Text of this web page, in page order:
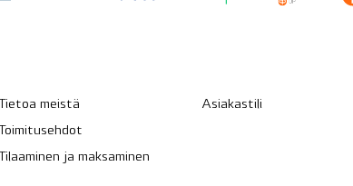
Tietoa meistä
Toimitusehdot
Tilaaminen ja maksaminen
Asiakastili